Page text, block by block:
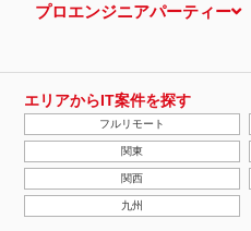
プロエンジニアパーティー
エリアからIT案件を探す
フルリモート
関東
関西
九州